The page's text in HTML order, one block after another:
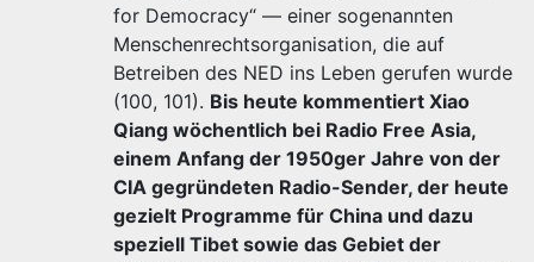
for Democracy“ — einer sogenannten
Menschenrechtsorganisation, die auf
Betreiben des NED ins Leben gerufen wurde
(100, 101). Bis heute kommentiert Xiao
Qiang wöchentlich bei Radio Free Asia,
einem Anfang der 1950ger Jahre von der
CIA gegründeten Radio-Sender, der heute
gezielt Programme für China und dazu
speziell Tibet sowie das Gebiet der